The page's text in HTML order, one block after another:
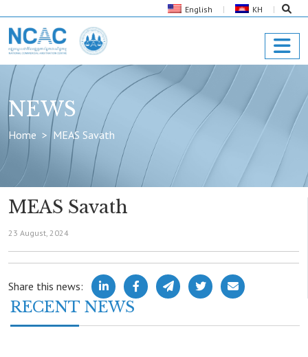
English KH
NEWS
Home MEAS Savath
MEAS Savath
23 August, 2024
Share this news:
RECENT NEWS